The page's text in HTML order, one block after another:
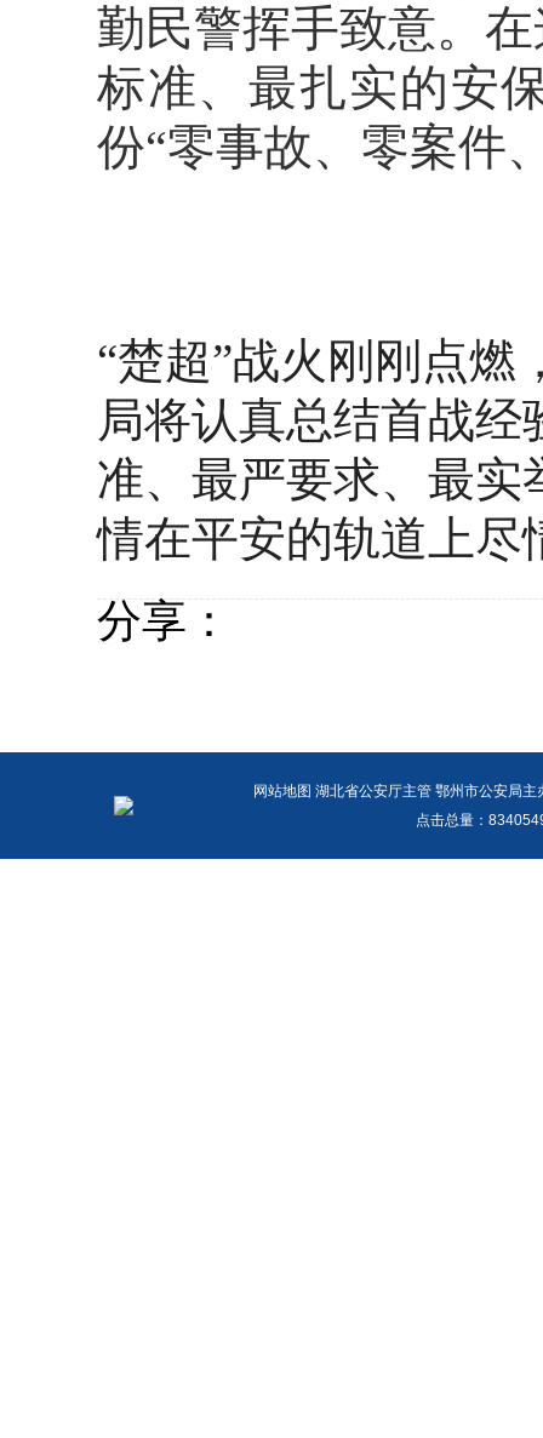
勤民警挥手致意。
标准、最扎实的安
份“零事故、零案件
“楚超”战火刚刚点
局将认真总结首战
准、最严要求、最
情在平安的轨道上尽
分享：
网站地图 湖北省公安厅主管 鄂州市公安局
点击总量：